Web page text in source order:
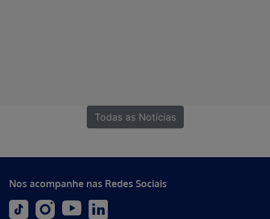
Todas as Notícias
Nos acompanhe nas Redes Sociais